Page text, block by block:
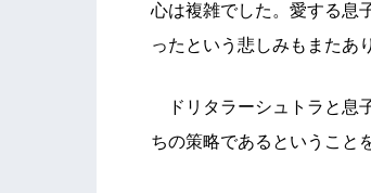
心は複雑でした。愛する息
ったという悲しみもまたあ
ドリタラーシュトラと息
ちの策略であるということ